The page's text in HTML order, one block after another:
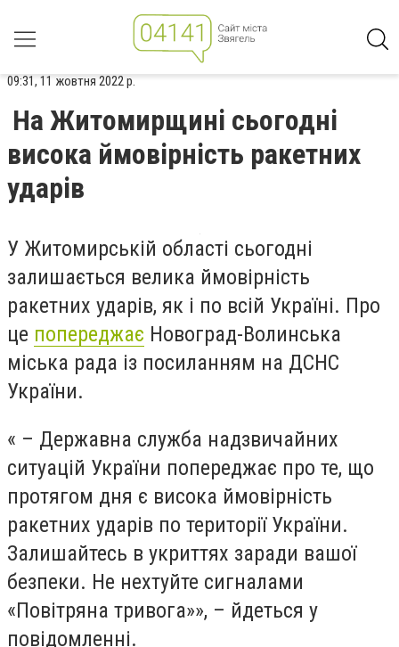
09:31, 11 жовтня 2022 р.
На Житомирщині сьогодні
висока ймовірність ракетних
ударів
У Житомирській області сьогодні
залишається велика ймовірність
ракетних ударів, як і по всій Україні. Про
це попереджає Новоград-Волинська
міська рада із посиланням на ДСНС
України.
« – Державна служба надзвичайних
ситуацій України попереджає про те, що
протягом дня є висока ймовірність
ракетних ударів по території України.
Залишайтесь в укриттях заради вашої
безпеки. Не нехтуйте сигналами
«Повітряна тривога»», – йдеться у
повідомленні.